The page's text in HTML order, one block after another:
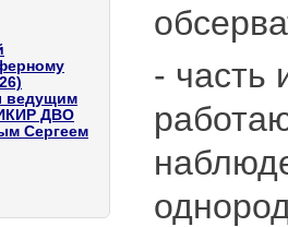
ведущим
ДВО
Сергеем
- часть